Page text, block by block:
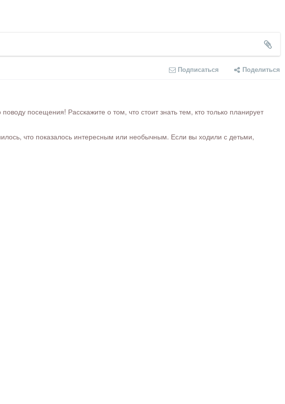
Подписаться Поделиться
посещения! Расскажите о том, что стоит знать тем, кто только планирует
что показалось интересным или необычным. Если вы ходили с детьми,